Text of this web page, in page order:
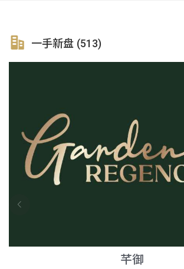
一手新盘 (513)
芊御